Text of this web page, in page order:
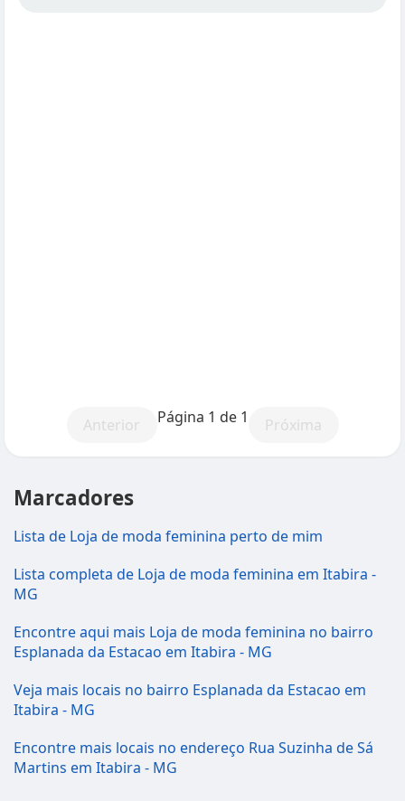
Anterior Página 1 de 1 Próxima
Marcadores
Lista de Loja de moda feminina perto de mim
Lista completa de Loja de moda feminina em Itabira -
MG
Encontre aqui mais Loja de moda feminina no bairro
Esplanada da Estacao em Itabira - MG
Veja mais locais no bairro Esplanada da Estacao em
Itabira - MG
Encontre mais locais no endereço Rua Suzinha de Sá
Martins em Itabira - MG